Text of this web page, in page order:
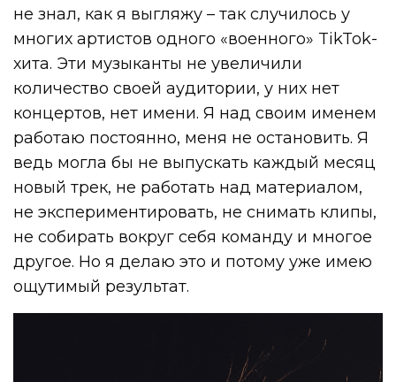
не знал, как я выгляжу – так случилось у
многих артистов одного «военного» TikTok-
хита. Эти музыканты не увеличили
количество своей аудитории, у них нет
концертов, нет имени. Я над своим именем
работаю постоянно, меня не остановить. Я
ведь могла бы не выпускать каждый месяц
новый трек, не работать над материалом,
не экспериментировать, не снимать клипы,
не собирать вокруг себя команду и многое
другое. Но я делаю это и потому уже имею
ощутимый результат.